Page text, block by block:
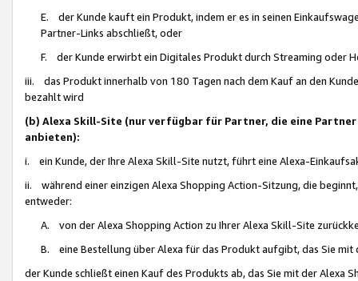
E. der Kunde kauft ein Produkt, indem er es in seinen
Partner-Links abschließt, oder
F. der Kunde erwirbt ein Digitales Produkt durch Streaming oder
iii. das Produkt innerhalb von 180 Tagen nach dem Kauf an den
bezahlt wird
(b) Alexa Skill-Site (nur verfügbar für Partner, die eine
anbieten):
i. ein Kunde, der Ihre Alexa Skill-Site nutzt, führt eine Alexa-
ii. während einer einzigen Alexa Shopping Action-Sitzung, die
entweder:
A. von der Alexa Shopping Action zu Ihrer Alexa Skill-Site
B. eine Bestellung über Alexa für das Produkt aufgibt, das Sie mit
der Kunde schließt einen Kauf des Produkts ab, das Sie mit der Alexa